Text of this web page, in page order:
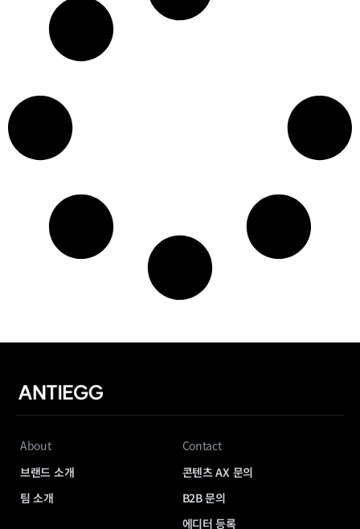
About
브랜드 소개
팀 소개
Contact
콘텐츠 AX 문의
B2B 문의
에디터 등록